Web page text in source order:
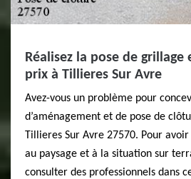
Réalisez la pose de
prix à Tillieres Sur Avre
Avez-vous un problème pour
d’aménagement et de pose de
Tillieres Sur Avre 27570. Pour
au paysage et à la situation sur
consulter des professionnels dans